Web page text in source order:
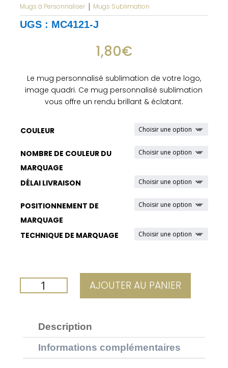
Mugs à Personnaliser| Mugs Sublimation
UGS : MC4121-J
1,80€
Le mug personnalisé sublimation de votre logo,
image quadri. Ce mug personnalisé sublimation
vous offre un rendu brillant & éclatant.
COULEUR
NOMBRE DE COULEUR DU
MARQUAGE
DÉLAI LIVRAISON
POSITIONNEMENT DE
MARQUAGE
TECHNIQUE DE MARQUAGE
QUANTITÉ
DE
AJOUTER AU PANIER
Description
Informations complémentaires